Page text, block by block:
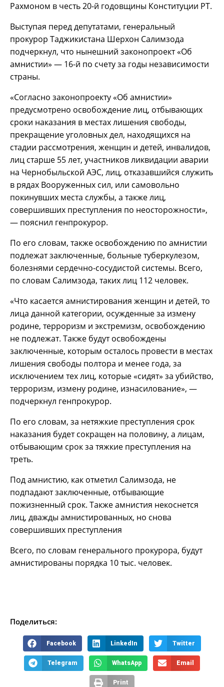
Рахмоном в честь 20-й годовщины Конституции РТ.
Выступая перед депутатами, генеральный
прокурор Таджикистана Шерхон Салимзода
подчеркнул, что нынешний законопроект «Об
амнистии» — 16-й по счету за годы независимости
страны.
«Согласно законопроекту «Об амнистии»
предусмотрено освобождение лиц, отбывающих
сроки наказания в местах лишения свободы,
прекращение уголовных дел, находящихся на
стадии рассмотрения, женщин и детей, инвалидов,
лиц старше 55 лет, участников ликвидации аварии
на Чернобыльской АЭС, лиц, отказавшийся служить
в рядах Вооруженных сил, или самовольно
покинувших места службы, а также лиц,
совершивших преступления по неосторожности»,
— пояснил генпрокурор.
По его словам, также освобождению по амнистии
подлежат заключенные, больные туберкулезом,
болезнями сердечно-сосудистой системы. Всего,
по словам Салимзода, таких лиц 112 человек.
«Что касается амнистирования женщин и детей, то
лица данной категории, осужденные за измену
родине, терроризм и экстремизм, освобождению
не подлежат. Также будут освобождены
заключенные, которым осталось провести в местах
лишения свободы полтора и менее года, за
исключением тех лиц, которые «сидят» за убийство,
терроризм, измену родине, изнасилование», —
подчеркнул генпрокурор.
По его словам, за нетяжкие преступления срок
наказания будет сокращен на половину, а лицам,
отбывающим срок за тяжкие преступления на
треть.
Под амнистию, как отметил Салимзода, не
подпадают заключенные, отбывающие
пожизненный срок. Также амнистия некоснется
лиц, дважды амнистированных, но снова
совершивших преступления
Всего, по словам генерального прокурора, будут
амнистированы порядка 10 тыс. человек.
Поделиться:
Facebook LinkedIn Twitter
Telegram WhatsApp Email
Print